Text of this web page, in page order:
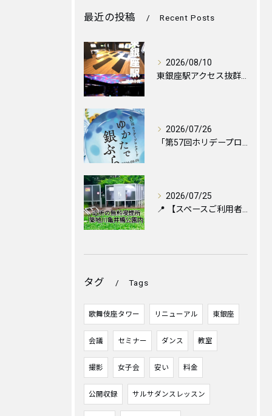
最近の投稿 Recent Posts
2026/08/10
2026/07/26
2026/07/25
タグ Tags
歌舞伎座タワー リニューアル 東銀座
会議 セミナー ダンス 教室
撮影 女子会 安い 料金
公開収録 サルサダンスレッスン